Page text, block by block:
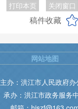
打印本页 关闭窗口
稿件收藏
主办：洪江市人民政府办
承办：洪江市政务服务
网站地图